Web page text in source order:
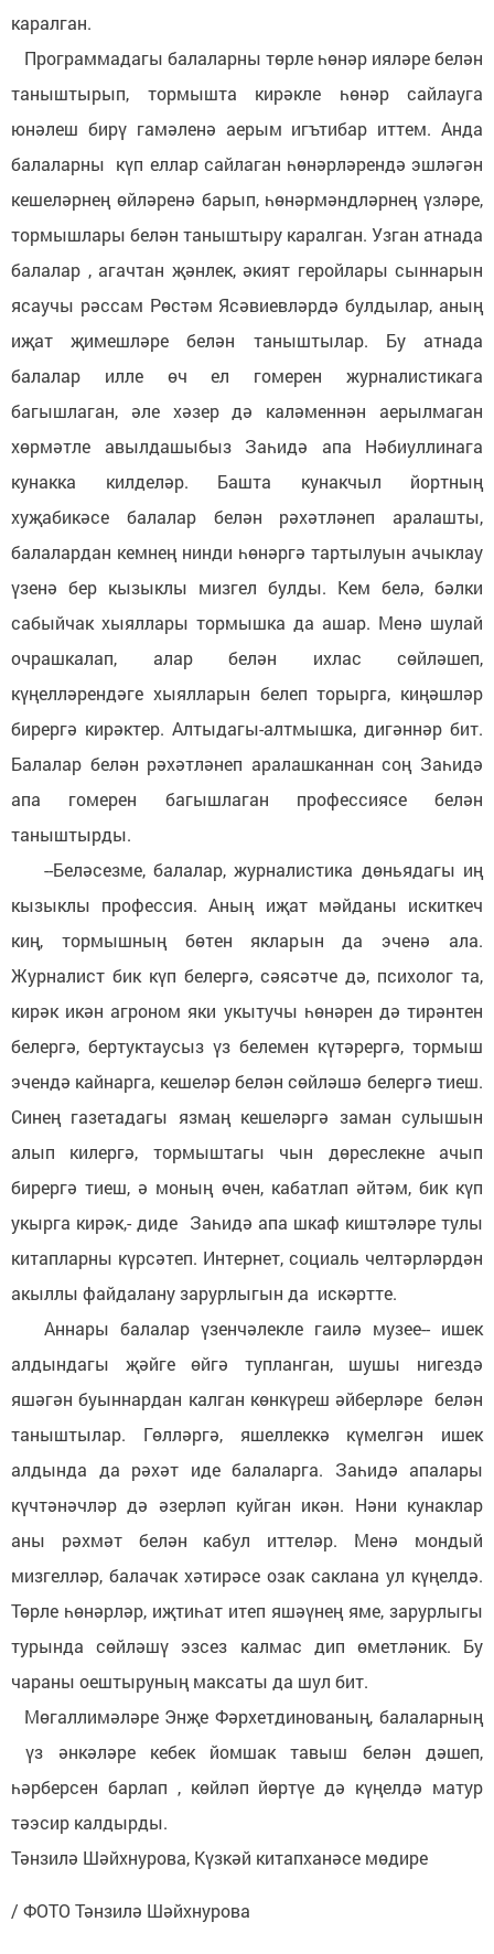
каралган.
Программадагы балаларны төрле һөнәр ияләре белән
таныштырып, тормышта кирәкле һөнәр сайлауга
юнәлеш бирү гамәленә аерым игътибар иттем. Анда
балаларны күп еллар сайлаган һөнәрләрендә эшләгән
кешеләрнең өйләренә барып, һөнәрмәндләрнең үзләре,
тормышлары белән таныштыру каралган. Узган атнада
балалар , агачтан җәнлек, әкият геройлары сыннарын
ясаучы рәссам Рөстәм Ясәвиевләрдә булдылар, аның
иҗат җимешләре белән таныштылар. Бу атнада
балалар илле өч ел гомерен журналистикага
багышлаган, әле хәзер дә каләменнән аерылмаган
хөрмәтле авылдашыбыз Заһидә апа Нәбиуллинага
кунакка килделәр. Башта кунакчыл йортның
хуҗабикәсе балалар белән рәхәтләнеп аралашты,
балалардан кемнең нинди һөнәргә тартылуын ачыклау
үзенә бер кызыклы мизгел булды. Кем белә, бәлки
сабыйчак хыяллары тормышка да ашар. Менә шулай
очрашкалап, алар белән ихлас сөйләшеп,
күңелләрендәге хыялларын белеп торырга, киңәшләр
бирергә кирәктер. Алтыдагы-алтмышка, дигәннәр бит.
Балалар белән рәхәтләнеп аралашканнан соң Заһидә
апа гомерен багышлаган профессиясе белән
таныштырды.
--Беләсезме, балалар, журналистика дөньядагы иң
кызыклы профессия. Аның иҗат мәйданы искиткеч
киң, тормышның бөтен якларын да эченә ала.
Журналист бик күп белергә, сәясәтче дә, психолог та,
кирәк икән агроном яки укытучы һөнәрен дә тирәнтен
белергә, бертуктаусыз үз белемен күтәрергә, тормыш
эчендә кайнарга, кешеләр белән сөйләшә белергә тиеш.
Синең газетадагы язмаң кешеләргә заман сулышын
алып килергә, тормыштагы чын дөреслекне ачып
бирергә тиеш, ә моның өчен, кабатлап әйтәм, бик күп
укырга кирәк,- диде Заһидә апа шкаф киштәләре тулы
китапларны күрсәтеп. Интернет, социаль челтәрләрдән
акыллы файдалану зарурлыгын да искәртте.
Аннары балалар үзенчәлекле гаилә музее-- ишек
алдындагы җәйге өйгә тупланган, шушы нигездә
яшәгән буыннардан калган көнкүреш әйберләре белән
таныштылар. Гөлләргә, яшеллеккә күмелгән ишек
алдында да рәхәт иде балаларга. Заһидә апалары
күчтәнәчләр дә әзерләп куйган икән. Нәни кунаклар
аны рәхмәт белән кабул иттеләр. Менә мондый
мизгелләр, балачак хәтирәсе озак саклана ул күңелдә.
Төрле һөнәрләр, иҗтиһат итеп яшәүнең яме, зарурлыгы
турында сөйләшү эзсез калмас дип өметләник. Бу
чараны оештыруның максаты да шул бит.
Мөгаллимәләре Энҗе Фәрхетдинованың, балаларның
үз әнкәләре кебек йомшак тавыш белән дәшеп,
һәрберсен барлап , көйләп йөртүе дә күңелдә матур
тәэсир калдырды.
Тәнзилә Шәйхнурова, Күзкәй китапханәсе мөдире
/ ФОТО Тәнзилә Шәйхнурова